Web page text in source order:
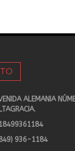
ALEMANIA
936-1184